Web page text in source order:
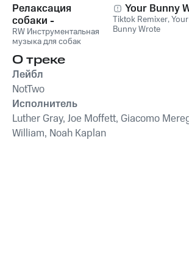
Релаксация
собаки -
Расслабляющая
музыка для собак,
успокаивающие и
успокаивающие
звуки для
животных,
антистрессовая
терапия,
преодоление
RW Инструментальная
музыка для собак
Your Bunny
Tiktok Remixer,Your
Bunny Wrote
О треке
Лейбл
NotTwo
Исполнитель
Luther Gray, Joe Moffett, Giacomo
William, Noah Kaplan